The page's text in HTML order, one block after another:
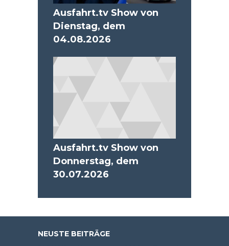
Ausfahrt.tv Show von
Dienstag, dem
04.08.2026
Ausfahrt.tv Show von
Donnerstag, dem
30.07.2026
NEUSTE BEITRÄGE